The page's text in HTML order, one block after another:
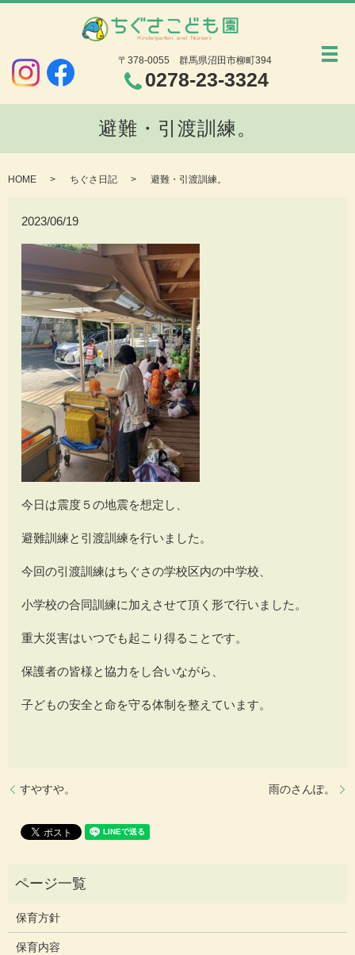
〒378-0055群馬県沼田市柳町394
0278-23-3324
メ
避難・引渡訓練。
HOME ちぐさ日記 避難・引渡訓練。
2023/06/19
今日は震度５の地震を想定し、
避難訓練と引渡訓練を行いました。
今回の引渡訓練はちぐさの学校区内の中学校、
小学校の合同訓練に加えさせて頂く形で行いました。
重大災害はいつでも起こり得ることです。
保護者の皆様と協力をし合いながら、
子どもの安全と命を守る体制を整えています。
すやすや。 雨のさんぽ。
保育方針
保育内容